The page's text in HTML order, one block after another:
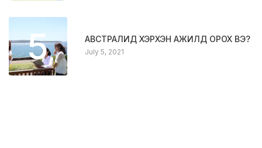
5 АВСТРАЛИД ХЭРХЭН АЖИЛД ОРОХ ВЭ?
July 5, 2021